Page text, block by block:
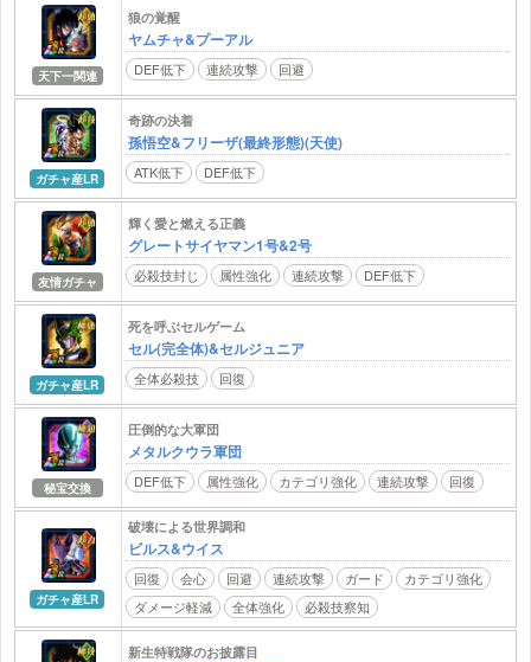
天下一関連
狼の覚醒
ヤムチャ&プーアル
DEF低下 連続攻撃 回避
ガチャ産LR
奇跡の決着
孫悟空&フリーザ(最終形態)(天使)
ATK低下 DEF低下
友情ガチャ
輝く愛と燃える正義
グレートサイヤマン1号&2号
必殺技封じ 属性強化 連続攻撃 DEF低下
ガチャ産LR
死を呼ぶセルゲーム
セル(完全体)&セルジュニア
全体必殺技 回復
秘宝交換
圧倒的な大軍団
メタルクウラ軍団
DEF低下 属性強化 カテゴリ強化 連続攻撃 回復
ガチャ産LR
破壊による世界調和
ビルス&ウイス
回復 会心 回避 連続攻撃 ガード
カテゴリ強化
ダメージ軽減
全体強化 必殺技察知
新生特戦隊のお披露目